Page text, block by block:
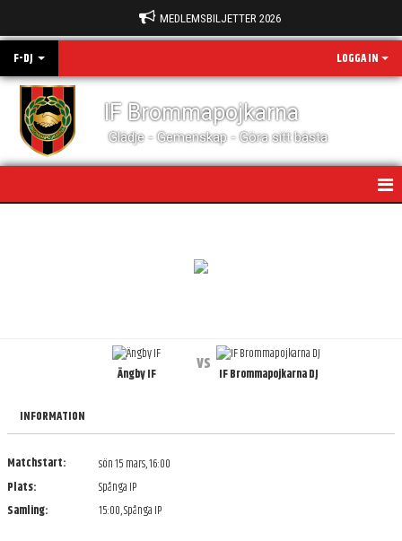
MEDLEMSBILJETTER 2026
F-DJ LOGGA IN
IF Brommapojkarna
Glädje - Gemenskap - Göra sitt bästa
BILDGALLERI
KONTAKT
Ängby IF vs IF Brommapojkarna DJ
INFORMATION
Matchstart:
sön 15 mars, 16:00
Plats:
Spånga IP
Samling:
15:00, Spånga IP